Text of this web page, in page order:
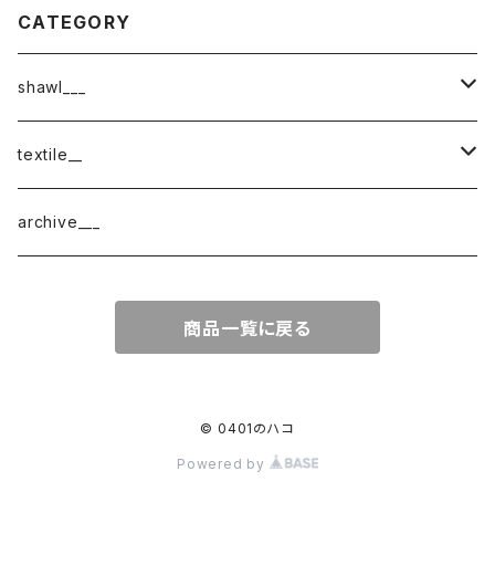
CATEGORY
shawl___
cotton
border
cotton × wool
textile__
織物
archive___
商品一覧に戻る
© 0401のハコ
Powered by